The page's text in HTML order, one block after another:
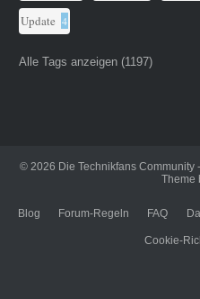
Update 4
Alle Tags anzeigen (1197)
© 2026 Die Technikfans Community
Theme
Blog Forum-Regeln FAQ
Cookie-